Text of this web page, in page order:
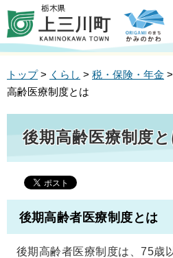
トップ> くらし > 税・保険・年金 >
高齢医療制度とは
後期高齢医療制度
後期高齢者医療制度とは
後期高齢者医療制度は、75歳